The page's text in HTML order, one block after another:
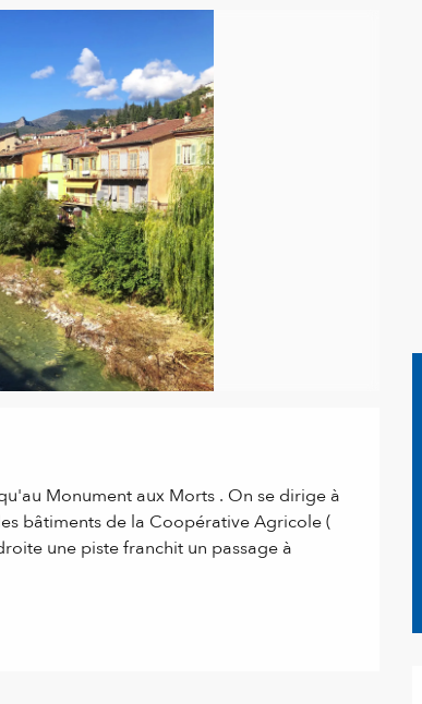
Monument aux Morts . On se dirige à
bâtiments de la Coopérative Agricole (
une piste franchit un passage à